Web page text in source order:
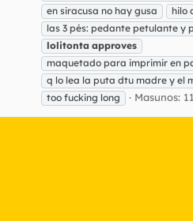
en siracusa no hay gusa
hilo
las 3 pés: pedante petulante y
lolitonta approves
maquetado para imprimir en
q lo lea la puta dtu madre y el
too fucking long
Masunos: